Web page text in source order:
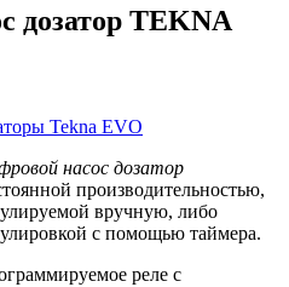
дозатор TEKNA
Tekna EVO
насос дозатор
производительностью,
вручную, либо
с помощью таймера.
реле с